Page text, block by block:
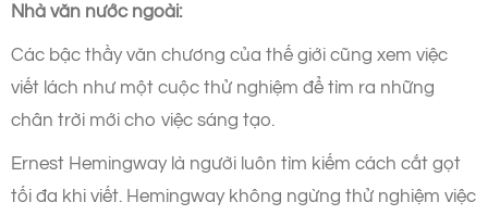
Nhà văn nước ngoài:
Các bậc thầy văn chương của thế giới cũng xem việc
viết lách như một cuộc thử nghiệm để tìm ra những
chân trời mới cho việc sáng tạo.
Ernest Hemingway là người luôn tìm kiếm cách cắt gọt
tối đa khi viết. Hemingway không ngừng thử nghiệm việc